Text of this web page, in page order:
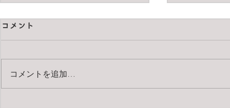
ダイマーニレザーバッグ
コメント
コメントを追加…